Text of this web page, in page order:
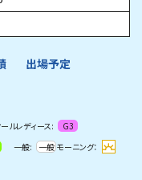
出場予定
ルレディース:
G3
一般: 一般 モーニング：